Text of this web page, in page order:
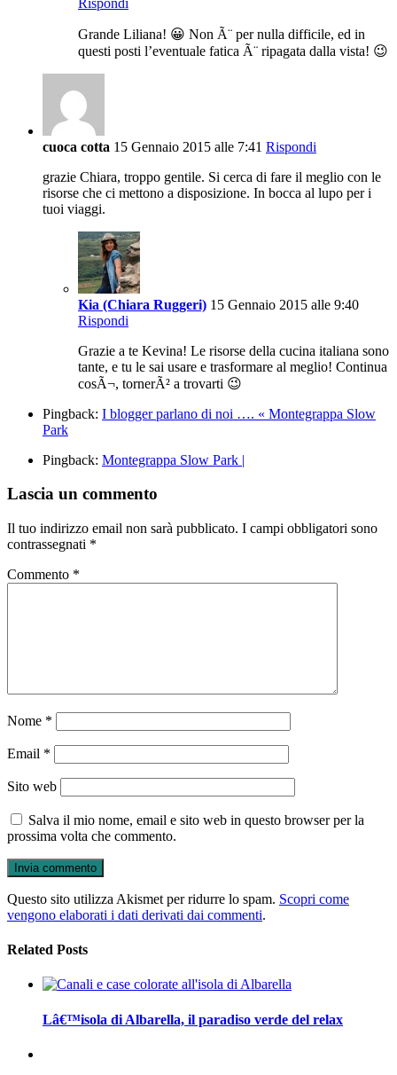
Grande Liliana! 😀 Non Ã¨ per nulla difficile, ed in
questi posti l’eventuale fatica Ã¨ ripagata dalla vista! 😉
cuoca cotta 15 Gennaio 2015 alle 7:41 Rispondi
grazie Chiara, troppo gentile. Si cerca di fare il meglio con le
risorse che ci mettono a disposizione. In bocca al lupo per i
tuoi viaggi.
Kia (Chiara Ruggeri) 15 Gennaio 2015 alle 9:40
Rispondi
Grazie a te Kevina! Le risorse della cucina italiana sono
tante, e tu le sai usare e trasformare al meglio! Continua
cosÃ¬, tornerÃ² a trovarti 😉
Pingback: I blogger parlano di noi …. « Montegrappa Slow
Park
Pingback: Montegrappa Slow Park |
Lascia un commento
Il tuo indirizzo email non sarà pubblicato. I campi obbligatori sono
contrassegnati *
Commento *
Nome *
Email *
Sito web
Salva il mio nome, email e sito web in questo browser per la
prossima volta che commento.
Questo sito utilizza Akismet per ridurre lo spam. Scopri come
vengono elaborati i dati derivati dai commenti.
Related Posts
Lâ€™isola di Albarella, il paradiso verde del relax